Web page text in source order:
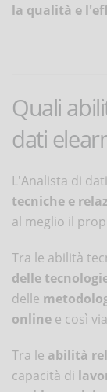
la qualità e
Quali
dati
L'Analista di
tecniche e
al meglio il
Tra le abilità
delle
delle
online e così
Tra le abilità
capacità di